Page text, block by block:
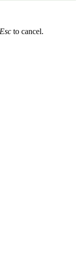
Esc to cancel.